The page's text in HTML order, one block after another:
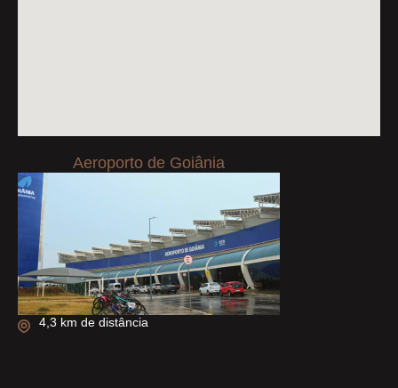
Aeroporto de Goiânia
4,3 km de distância